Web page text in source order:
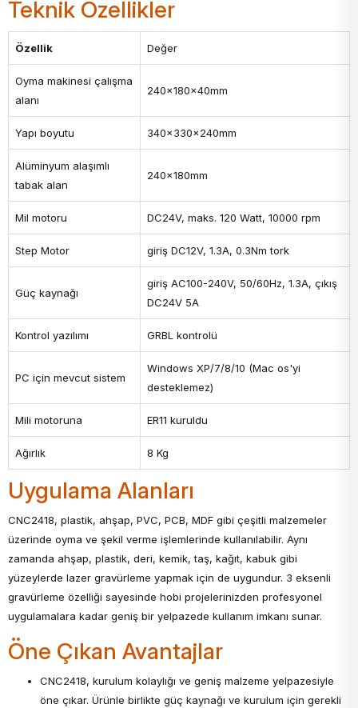
Teknik Özellikler
Özellik Değer
Oyma makinesi çalışma
alanı
240x180x40mm
Yapı boyutu 340x330x240mm
Alüminyum alaşımlı
tabak alan
240x180mm
Mil motoru DC24V, maks. 120 Watt, 10000 rpm
Step Motor giriş DC12V, 1.3A, 0.3Nm tork
Güç kaynağı
giriş AC100-240V, 50/60Hz, 1.3A, çıkış
DC24V 5A
Kontrol yazılımı GRBL kontrolü
PC için mevcut sistem
Windows XP/7/8/10 (Mac os'yi
desteklemez)
Mili motoruna ER11 kuruldu
Ağırlık 8 Kg
Uygulama Alanları
CNC2418, plastik, ahşap, PVC, PCB, MDF gibi çeşitli malzemeler
üzerinde oyma ve şekil verme işlemlerinde kullanılabilir. Aynı
zamanda ahşap, plastik, deri, kemik, taş, kağıt, kabuk gibi
yüzeylerde lazer gravürleme yapmak için de uygundur. 3 eksenli
gravürleme özelliği sayesinde hobi projelerinizden profesyonel
uygulamalara kadar geniş bir yelpazede kullanım imkanı sunar.
Öne Çıkan Avantajlar
CNC2418, kurulum kolaylığı ve geniş malzeme yelpazesiyle
öne çıkar. Ürünle birlikte güç kaynağı ve kurulum için gerekli